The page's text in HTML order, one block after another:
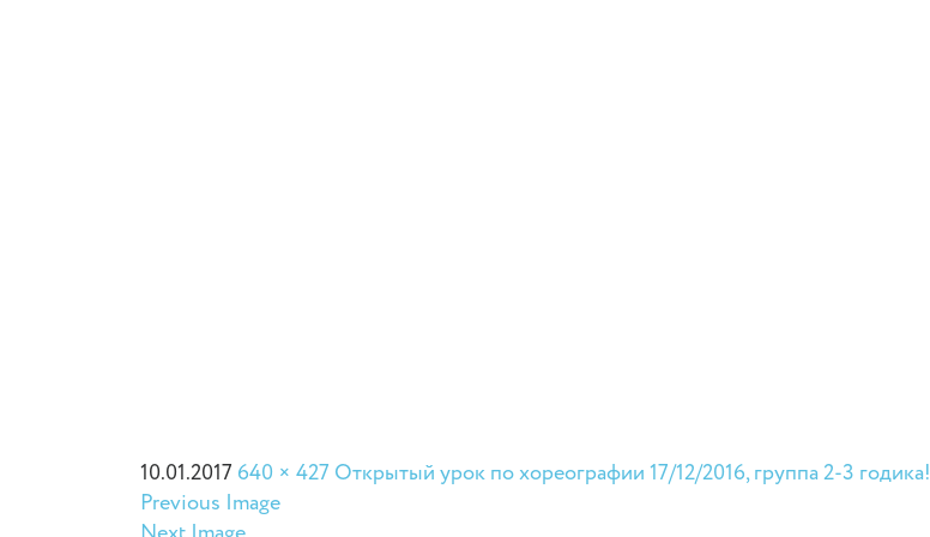
10.01.2017 640 × 427 Открытый урок по хореографии 17/12/2016, группа 2-3 годика!
Previous Image